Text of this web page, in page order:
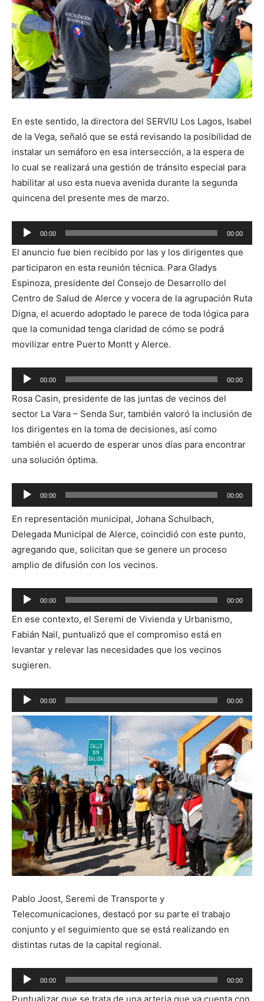
En este sentido, la directora del SERVIU Los Lagos, Isabel
de la Vega, señaló que se está revisando la posibilidad de
instalar un semáforo en esa intersección, a la espera de
lo cual se realizará una gestión de tránsito especial para
habilitar al uso esta nueva avenida durante la segunda
quincena del presente mes de marzo.
Reproductor
de
audio
00:00 00:00
El anuncio fue bien recibido por las y los dirigentes que
participaron en esta reunión técnica. Para Gladys
Espinoza, presidente del Consejo de Desarrollo del
Centro de Salud de Alerce y vocera de la agrupación Ruta
Digna, el acuerdo adoptado le parece de toda lógica para
que la comunidad tenga claridad de cómo se podrá
movilizar entre Puerto Montt y Alerce.
Reproductor
de
audio
00:00 00:00
Rosa Casin, presidente de las juntas de vecinos del
sector La Vara – Senda Sur, también valoró la inclusión de
los dirigentes en la toma de decisiones, así como
también el acuerdo de esperar unos días para encontrar
una solución óptima.
Reproductor
de
audio
00:00 00:00
En representación municipal, Johana Schulbach,
Delegada Municipal de Alerce, coincidió con este punto,
agregando que, solicitan que se genere un proceso
amplio de difusión con los vecinos.
Reproductor
de
audio
00:00 00:00
En ese contexto, el Seremi de Vivienda y Urbanismo,
Fabián Nail, puntualizó que el compromiso está en
levantar y relevar las necesidades que los vecinos
sugieren.
Reproductor
de
audio
00:00 00:00
Pablo Joost, Seremi de Transporte y
Telecomunicaciones, destacó por su parte el trabajo
conjunto y el seguimiento que se está realizando en
distintas rutas de la capital regional.
Reproductor
de
00:00 00:00